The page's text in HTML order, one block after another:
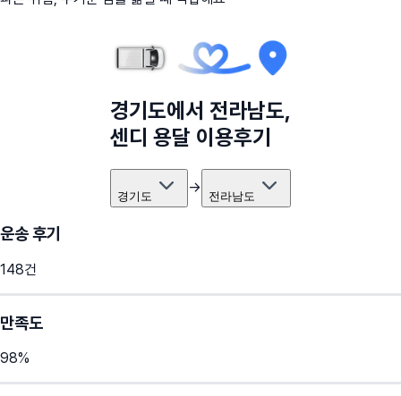
경기도에서 전라남도,
센디 용달 이용후기
경기도 → 전라남도
운송 후기
148건
만족도
98%